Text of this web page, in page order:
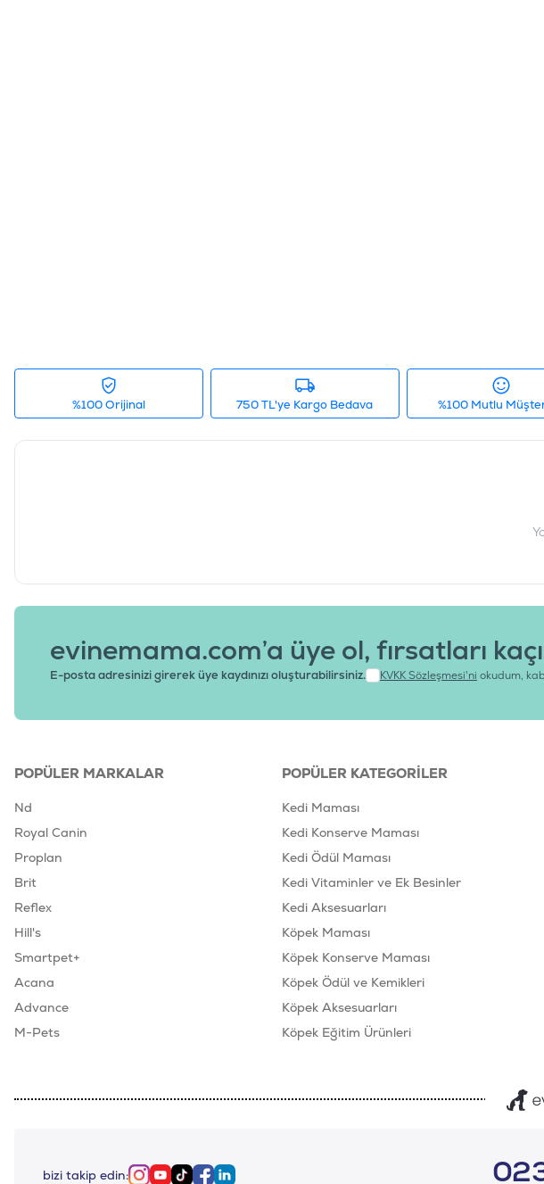
%100 Orijinal 750 TL'ye Kargo Bedava %100 Mutlu
evinemama.com’a üye ol, fırsatları
E-posta adresinizi girerek üye kaydınızı oluşturabilirsiniz. KVKK Sözleşmesi'ni okudum,
POPÜLER MARKALAR
Nd
Royal Canin
Proplan
Brit
Reflex
Hill's
Smartpet+
Acana
Advance
M-Pets
POPÜLER KATEGORILER
Kedi Maması
Kedi Konserve Maması
Kedi Ödül Maması
Kedi Vitaminler ve Ek Besinler
Kedi Aksesuarları
Köpek Maması
Köpek Konserve Maması
Köpek Ödül ve Kemikleri
Köpek Aksesuarları
Köpek Eğitim Ürünleri
bizi takip edin: